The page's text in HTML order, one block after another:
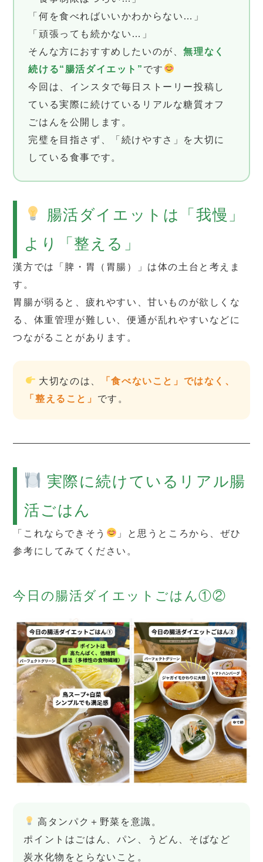
「何を食べればいいかわからない…」
「頑張っても続かない…」
そんな方におすすめしたいのが、無理なく
続ける“腸活ダイエット” です
今回は、インスタで毎日ストーリー投稿し
ている実際に続けているリアルな糖質オフ
ごはんを公開します。
完璧を目指さず、「続けやすさ」を大切に
している食事です。
腸活ダイエットは「我慢」
より「整える」
漢方では「脾・胃（胃腸）」は体の土台と考えま
す。
胃腸が弱ると、疲れやすい、甘いものが欲しくな
る、体重管理が難しい、便通が乱れやすいなどに
つながることがあります。
大切なのは、
「食べないこと」ではなく、
「整えること」 です。
実際に続けているリアル腸
活ごはん
「これならできそう
」と思うところから、ぜひ
参考にしてみてください。
今日の腸活ダイエットごはん①②
高タンパク＋野菜を意識。
ポイントはごはん、パン、うどん、そばなど
炭水化物をとらないこと。